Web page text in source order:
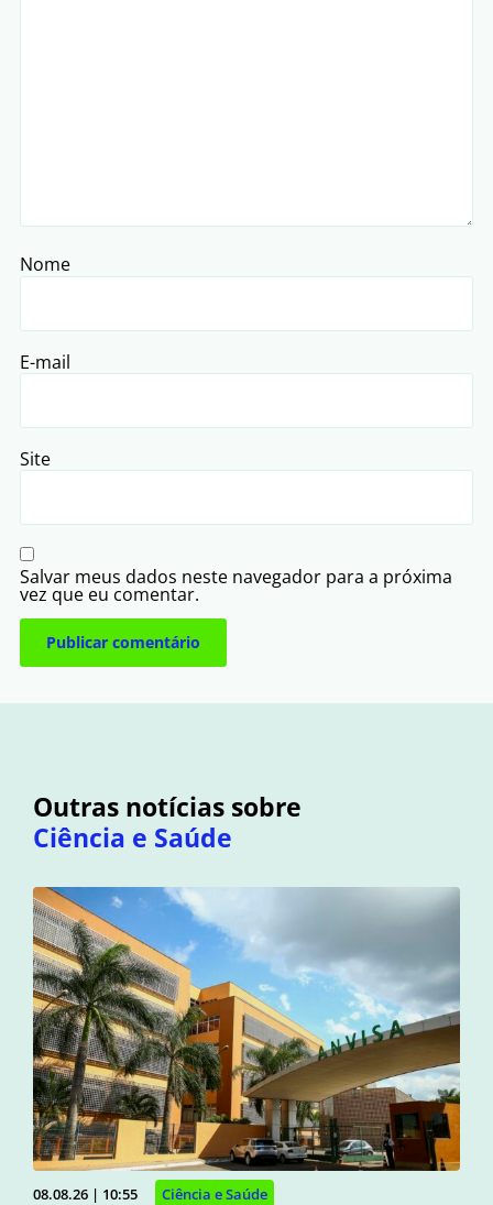
Nome
E-mail
Site
Salvar meus dados neste navegador para a próxima
vez que eu comentar.
Outras notícias sobre
Ciência e Saúde
08.08.26 | 10:55 Ciência e Saúde